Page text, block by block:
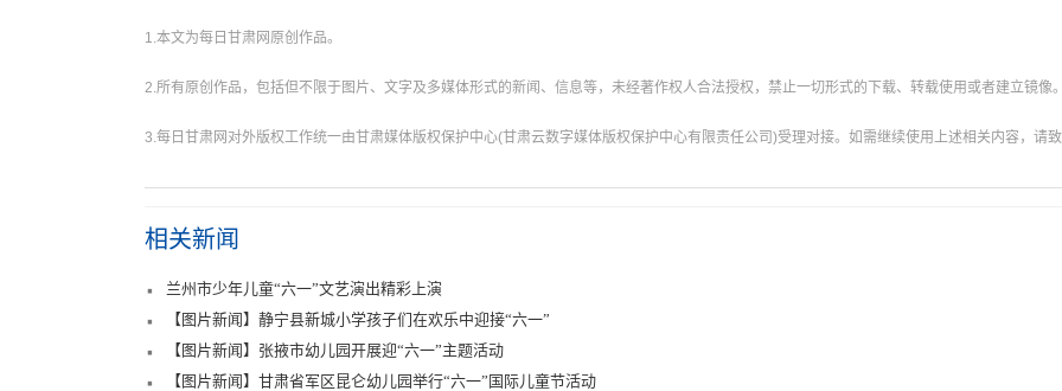
1.本文为每日甘肃网原创作品。
2.所有原创作品，包括但不限于图片、文字及多媒体形式的新闻、信息等，未经著作权人合法授权，禁止一切形式的下载、转载使用或者建立镜像
3.每日甘肃网对外版权工作统一由甘肃媒体版权保护中心(甘肃云数字媒体版权保护中心有限责任公司)受理对接。如需继续使用上述相关内容，请
相关新闻
兰州市少年儿童“六一”文艺演出精彩上演
【图片新闻】静宁县新城小学孩子们在欢乐中迎接“六一”
【图片新闻】张掖市幼儿园开展迎“六一”主题活动
【图片新闻】甘肃省军区昆仑幼儿园举行“六一”国际儿童节活动